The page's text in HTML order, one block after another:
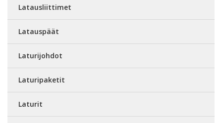
Latausliittimet
Latauspäät
Laturijohdot
Laturipaketit
Laturit